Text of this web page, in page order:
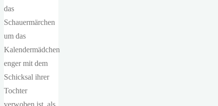
das
Schauermärchen
um das
Kalendermädchen
enger mit dem
Schicksal ihrer
Tochter
verwoben ist, als